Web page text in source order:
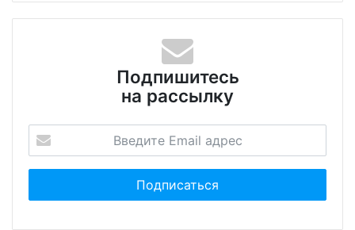
Подпишитесь
на рассылку